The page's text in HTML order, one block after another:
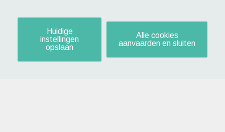
Huidige
instellingen
opslaan
Alle cookies
aanvaarden en sluiten